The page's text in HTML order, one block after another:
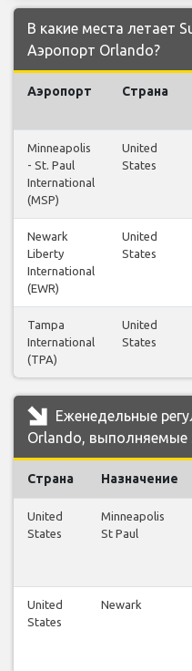
В какие места летает
Аэропорт Orlando?
Аэропорт Страна
Minneapolis
- St. Paul
International
(MSP)
United
States
Newark
Liberty
International
(EWR)
United
States
Tampa
International
(TPA)
United
States
Еженедельные
Orlando, выполняемые
Страна Назначение
United
States
Minneapolis
St Paul
United
States
Newark